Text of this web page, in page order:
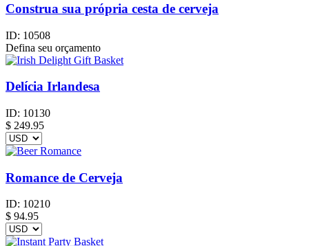
Construa sua própria cesta de cerveja
ID: 10508
Defina seu orçamento
Delícia Irlandesa
ID: 10130
$ 249.95
Romance de Cerveja
ID: 10210
$ 94.95